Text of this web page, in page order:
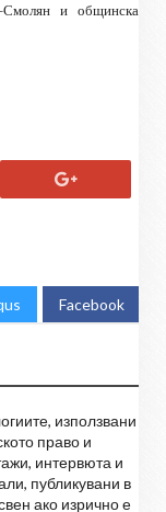
и общинска
Facebook
използвани
право и
интервюта и
публикувани в
ако изрично е